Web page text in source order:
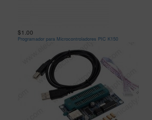
$1.00
Programador para Microcontroladores PIC K150